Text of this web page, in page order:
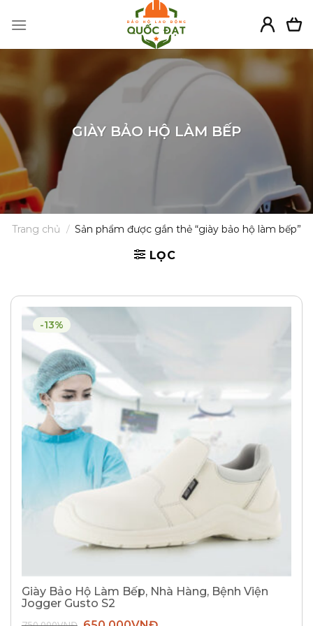
GIÀY BẢO HỘ LÀM BẾP
Trang chủ / Sản phẩm được gắn thẻ “giày bảo hộ làm bếp”
LỌC
-13%
Giày Bảo Hộ Làm Bếp, Nhà Hàng, Bệnh Viện
Jogger Gusto S2
Giá
Giá